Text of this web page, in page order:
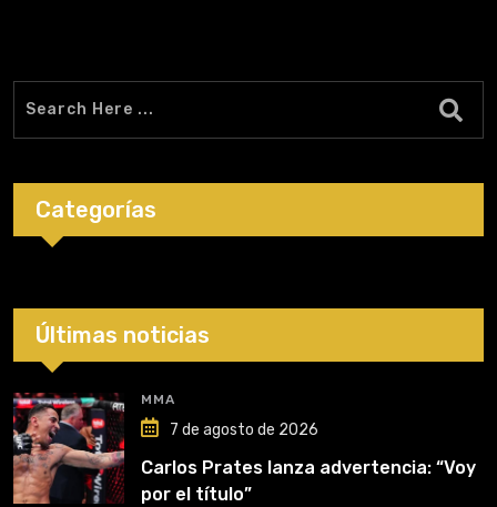
Categorías
Últimas noticias
MMA
7 de agosto de 2026
Carlos Prates lanza advertencia: “Voy
por el título”